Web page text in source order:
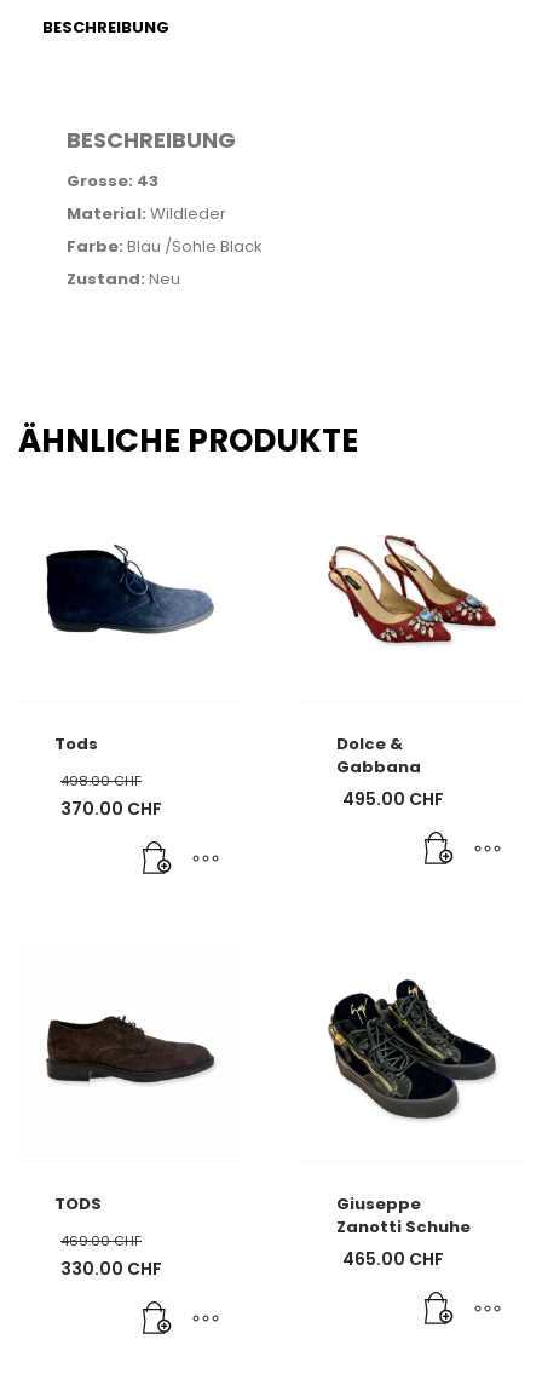
BESCHREIBUNG
BESCHREIBUNG
Grosse: 43
Material: Wildleder
Farbe: Blau /Sohle Black
Zustand: Neu
ÄHNLICHE PRODUKTE
Tods
498.00CHF
Ursprünglicher
498.00 CHF
370.00 CHF
370.00 CHF.
Dolce &
Gabbana
495.00 CHF
TODS
469.00CHF
Ursprünglicher
469.00 CHF
330.00 CHF
330.00 CHF.
Giuseppe
Zanotti Schuhe
465.00 CHF